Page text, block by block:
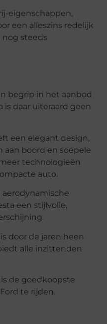
eigenschappen,
een alleszins redelijk
nog steeds
begrip in het aanbod
is daar uiteraard geen
een elegant design,
boord en soepele
technologieën
auto.
een stijlvolle,
door de jaren heen
alle inzittenden
is de goedkoopste
te rijden.